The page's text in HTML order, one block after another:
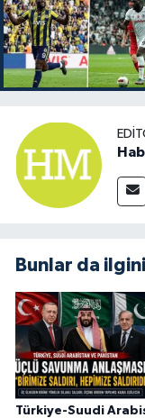
Bunlar da
Türkiye-Suudi